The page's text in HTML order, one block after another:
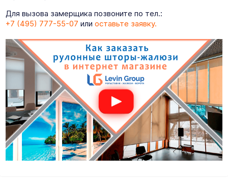
Для вызова замерщика позвоните по тел.:
+7 (495) 777-55-07 или оставьте заявку.